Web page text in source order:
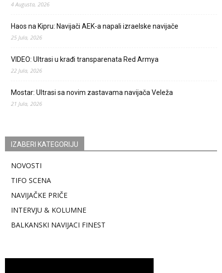
4 Augusta, 2026
Haos na Kipru: Navijači AEK-a napali izraelske navijače
25 Jula, 2026
VIDEO: Ultrasi u krađi transparenata Red Armya
22 Jula, 2026
Mostar: Ultrasi sa novim zastavama navijača Veleža
21 Jula, 2026
IZABERI KATEGORIJU
NOVOSTI
TIFO SCENA
NAVIJAČKE PRIČE
INTERVJU & KOLUMNE
BALKANSKI NAVIJACI FINEST